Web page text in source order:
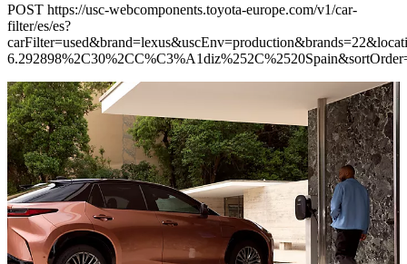
POST https://usc-webcomponents.toyota-europe.com/v1/car-
filter/es/es?